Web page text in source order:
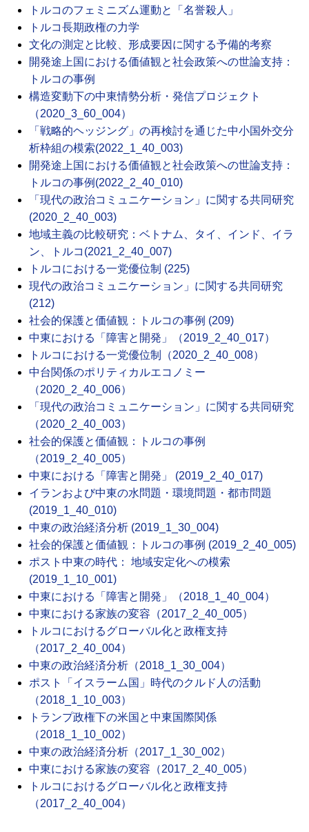
トルコのフェミニズム運動と「名誉殺人」
トルコ長期政権の力学
文化の測定と比較、形成要因に関する予備的考察
開発途上国における価値観と社会政策への世論支持：
トルコの事例
構造変動下の中東情勢分析・発信プロジェクト
（2020_3_60_004）
「戦略的ヘッジング」の再検討を通じた中小国外交分
析枠組の模索(2022_1_40_003)
開発途上国における価値観と社会政策への世論支持：
トルコの事例(2022_2_40_010)
「現代の政治コミュニケーション」に関する共同研究
(2020_2_40_003)
地域主義の比較研究：ベトナム、タイ、インド、イラ
ン、トルコ(2021_2_40_007)
トルコにおける一党優位制 (225)
現代の政治コミュニケーション」に関する共同研究
(212)
社会的保護と価値観：トルコの事例 (209)
中東における「障害と開発」（2019_2_40_017）
トルコにおける一党優位制（2020_2_40_008）
中台関係のポリティカルエコノミー
（2020_2_40_006）
「現代の政治コミュニケーション」に関する共同研究
（2020_2_40_003）
社会的保護と価値観：トルコの事例
（2019_2_40_005）
中東における「障害と開発」 (2019_2_40_017)
イランおよび中東の水問題・環境問題・都市問題
(2019_1_40_010)
中東の政治経済分析 (2019_1_30_004)
社会的保護と価値観：トルコの事例 (2019_2_40_005)
ポスト中東の時代： 地域安定化への模索
(2019_1_10_001)
中東における「障害と開発」（2018_1_40_004）
中東における家族の変容（2017_2_40_005）
トルコにおけるグローバル化と政権支持
（2017_2_40_004）
中東の政治経済分析（2018_1_30_004）
ポスト「イスラーム国」時代のクルド人の活動
（2018_1_10_003）
トランプ政権下の米国と中東国際関係
（2018_1_10_002）
中東の政治経済分析（2017_1_30_002）
中東における家族の変容（2017_2_40_005）
トルコにおけるグローバル化と政権支持
（2017_2_40_004）